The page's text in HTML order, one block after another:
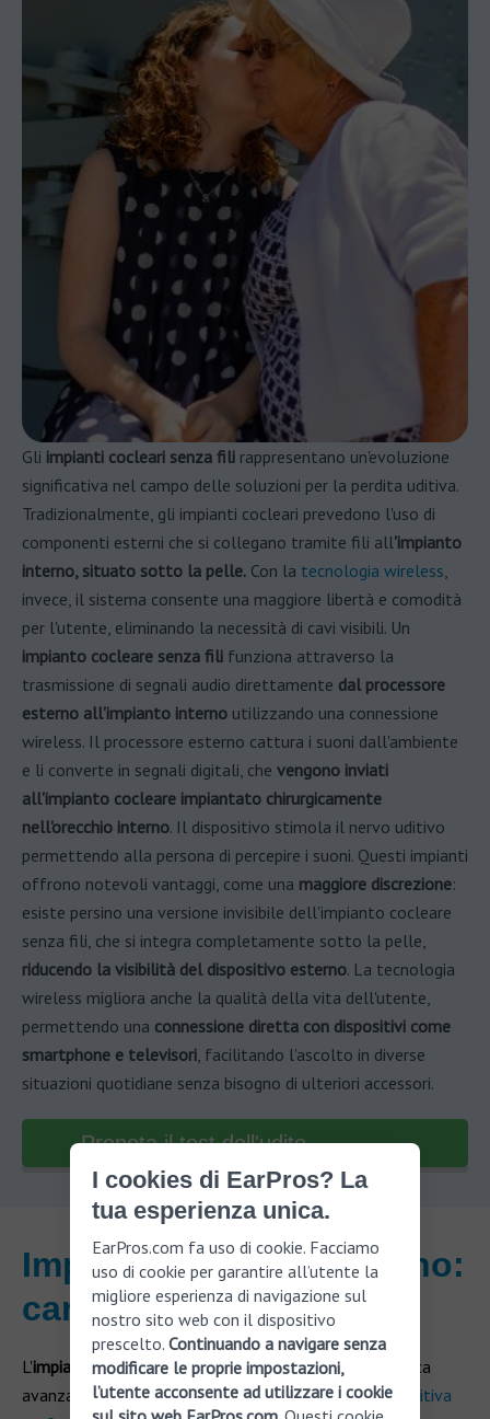
Gli impianti cocleari senza fili rappresentano un'evoluzione
significativa nel campo delle soluzioni per la perdita uditiva.
Tradizionalmente, gli impianti cocleari prevedono l'uso di
componenti esterni che si collegano tramite fili all'impianto
interno, situato sotto la pelle. Con la tecnologia wireless,
invece, il sistema consente una maggiore libertà e comodità
per l'utente, eliminando la necessità di cavi visibili. Un
impianto cocleare senza fili funziona attraverso la
trasmissione di segnali audio direttamente dal processore
esterno all'impianto interno utilizzando una connessione
wireless. Il processore esterno cattura i suoni dall'ambiente
e li converte in segnali digitali, che vengono inviati
all'impianto cocleare impiantato chirurgicamente
nell'orecchio interno. Il dispositivo stimola il nervo uditivo
permettendo alla persona di percepire i suoni. Questi impianti
offrono notevoli vantaggi, come una maggiore discrezione:
esiste persino una versione invisibile dell'impianto cocleare
senza fili, che si integra completamente sotto la pelle,
riducendo la visibilità del dispositivo esterno. La tecnologia
wireless migliora anche la qualità della vita dell'utente,
permettendo una connessione diretta con dispositivi come
smartphone e televisori, facilitando l'ascolto in diverse
situazioni quotidiane senza bisogno di ulteriori accessori.
Prenota il test dell'udito
Impianto cocleare interno:
caratteristiche
L'impianto cocleare internoè una soluzione tecnologica
avanzata per il trattamento della sordità operdita uditiva
I cookies di EarPros? La
tua esperienza unica.
EarPros.com fa uso di cookie. Facciamo
uso di cookie per garantire all’utente la
migliore esperienza di navigazione sul
nostro sito web con il dispositivo
prescelto. Continuando a navigare senza
modificare le proprie impostazioni,
l’utente acconsente ad utilizzare i cookie